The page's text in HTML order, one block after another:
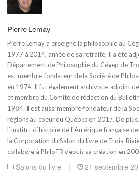
Pierre Lemay
Pierre Lemay a enseigné la philosophie au
1977 à 2014, année de sa retraite. Il a été
Département de Philosophie du Cégep de
est membre-fondateur de la Société de
en 1974. Il fut également archiviste-adjoint
et membre du Comité de rédaction du
1984. Il est aussi membre-fondateur de la
régions au coeur du Québec en 2017. De
l`Institut d`histoire de l`Amérique française
la Corporation du Salon du livre de Trois-
collabore à PhiloTR depuis sa création en
Salons du livre | 21 septembre